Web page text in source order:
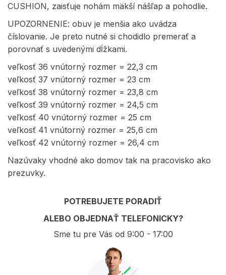
CUSHION, zaisťuje nohám mäkší nášľap a pohodlie.
UPOZORNENIE: obuv je menšia ako uvádza
číslovanie. Je preto nutné si chodidlo premerať a
porovnať s uvedenými dĺžkami.
veľkosť 36 vnútorný rozmer = 22,3 cm
veľkosť 37 vnútorný rozmer = 23 cm
veľkosť 38 vnútorný rozmer = 23,8 cm
veľkosť 39 vnútorný rozmer = 24,5 cm
veľkosť 40 vnútorný rozmer = 25 cm
veľkosť 41 vnútorný rozmer = 25,6 cm
veľkosť 42 vnútorný rozmer = 26,4 cm
Nazúvaky vhodné ako domov tak na pracovisko ako
prezuvky.
POTREBUJETE PORADIŤ
ALEBO OBJEDNAŤ TELEFONICKY?
Sme tu pre Vás od 9:00 - 17:00